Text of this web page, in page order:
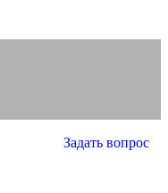
Задать вопрос